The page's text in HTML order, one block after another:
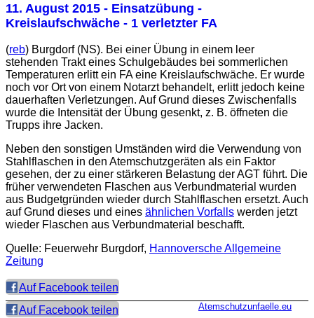
11. August 2015 - Einsatzübung -
Kreislaufschwäche - 1 verletzter FA
(reb) Burgdorf (NS). Bei einer Übung in einem leer
stehenden Trakt eines Schulgebäudes bei sommerlichen
Temperaturen erlitt ein FA eine Kreislaufschwäche. Er wurde
noch vor Ort von einem Notarzt behandelt, erlitt jedoch keine
dauerhaften Verletzungen. Auf Grund dieses Zwischenfalls
wurde die Intensität der Übung gesenkt, z. B. öffneten die
Trupps ihre Jacken.
Neben den sonstigen Umständen wird die Verwendung von
Stahlflaschen in den Atemschutzgeräten als ein Faktor
gesehen, der zu einer stärkeren Belastung der AGT führt. Die
früher verwendeten Flaschen aus Verbundmaterial wurden
aus Budgetgründen wieder durch Stahlflaschen ersetzt. Auch
auf Grund dieses und eines ähnlichen Vorfalls werden jetzt
wieder Flaschen aus Verbundmaterial beschafft.
Quelle: Feuerwehr Burgdorf, Hannoversche Allgemeine
Zeitung
Auf Facebook teilen
Auf Facebook teilen
Atemschutzunfaelle.eu